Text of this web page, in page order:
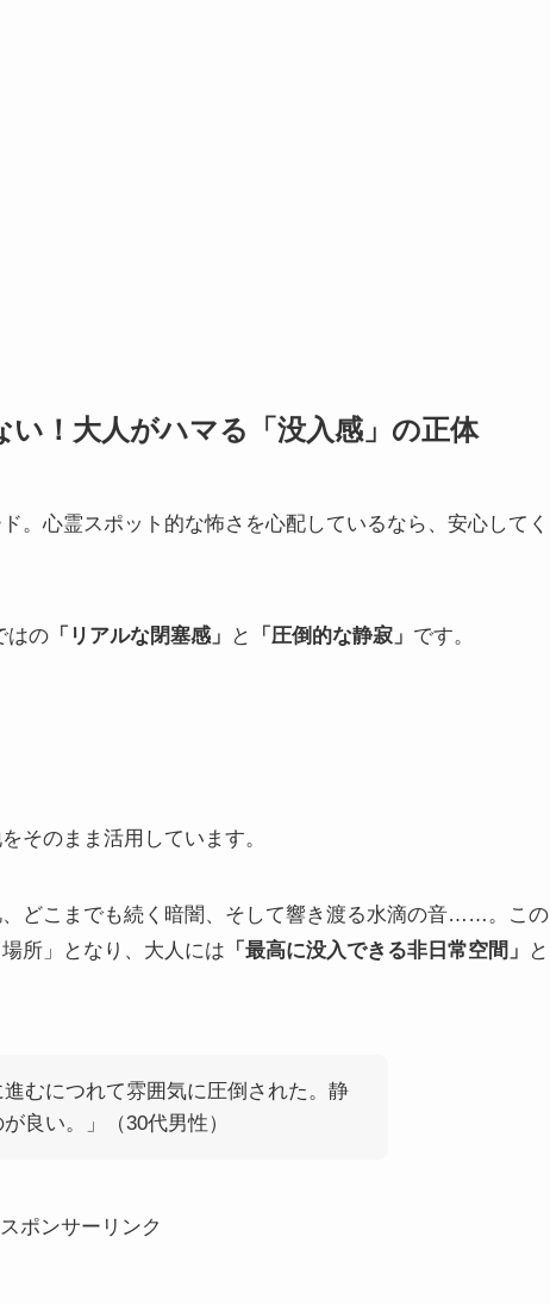
い！大人がハマる「没入感」の正体
。心霊スポット的な怖さを心配しているなら、安心してく
はの 「リアルな閉塞感」 と 「圧倒的な静寂」 です。
そのまま活用しています。
どこまでも続く暗闇、そして響き渡る水滴の音……。この
所」となり、大人には 「最高に没入できる非日常空間」
と
進むにつれて雰囲気に圧倒された。静
良い。」（30代男性）
スポンサーリンク